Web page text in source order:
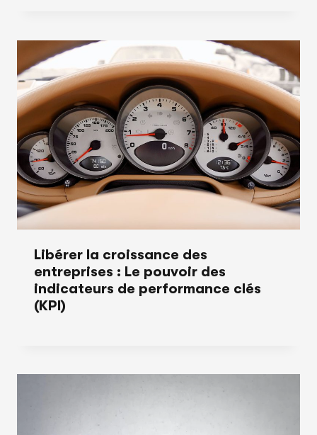
Libérer la croissance des
entreprises : Le pouvoir des
indicateurs de performance clés
(KPI)